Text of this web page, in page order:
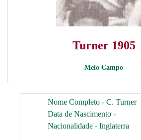
Turner 1905
Meio Campo
Nome Completo - C. Turner
Data de Nascimento -
Nacionalidade - Inglaterra